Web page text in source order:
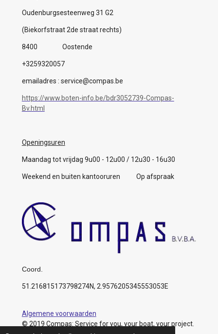
Oudenburgsesteenweg 31 G2
(Biekorfstraat 2de straat rechts)
8400 Oostende
+3259320057
emailadres : service@compas.be
https://www.boten-info.be/bdr3052739-Compas-
Bv.html
Openingsuren
Maandag tot vrijdag 9u00 - 12u00 / 12u30 - 16u30
Weekend en buiten kantooruren Op afspraak
Coord.
51.216815173798274N, 2.9576205345553053E
Algemene voorwaarden
© 2019 Compas: Service for you, your boat, your project.